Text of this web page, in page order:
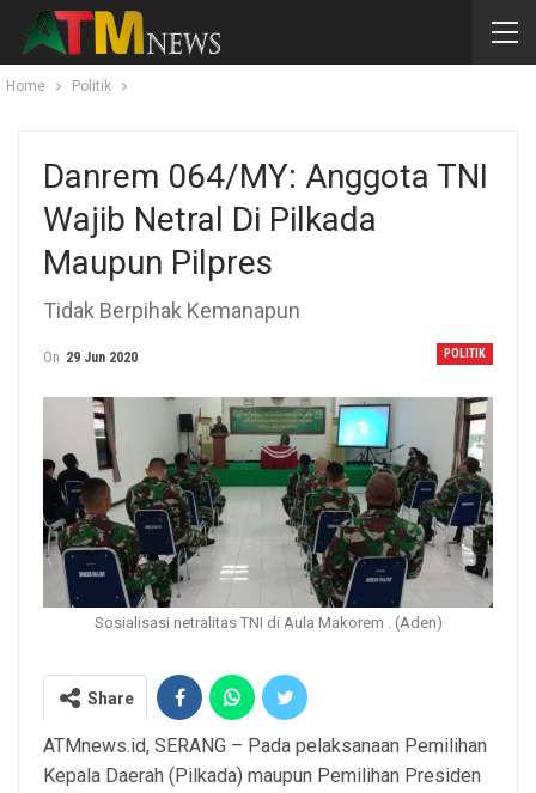
Home Politik
Danrem 064/MY: Anggota TNI
Wajib Netral Di Pilkada
Maupun Pilpres
Tidak Berpihak Kemanapun
POLITIK
On 29 Jun 2020
Sosialisasi netralitas TNI di Aula Makorem . (Aden)
Share
ATMnews.id, SERANG – Pada pelaksanaan Pemilihan
Kepala Daerah (Pilkada) maupun Pemilihan Presiden